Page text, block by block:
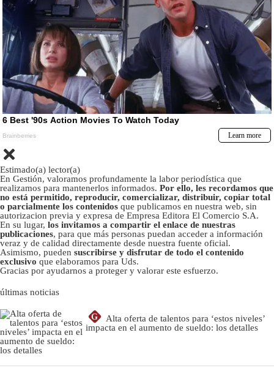
Estimado(a) lector(a)
En Gestión, valoramos profundamente la labor periodística que
realizamos para mantenerlos informados. Por ello, les recordamos que
no está permitido, reproducir, comercializar, distribuir, copiar total
o parcialmente los contenidos que publicamos en nuestra web, sin
autorizacion previa y expresa de Empresa Editora El Comercio S.A.
En su lugar, los invitamos a compartir el enlace de nuestras
publicaciones, para que más personas puedan acceder a información
veraz y de calidad directamente desde nuestra fuente oficial.
Asimismo, pueden suscribirse y disfrutar de todo el contenido
exclusivo que elaboramos para Uds.
Gracias por ayudarnos a proteger y valorar este esfuerzo.
últimas noticias
G
Alta oferta de talentos para ‘estos niveles’
impacta en el aumento de sueldo: los detalles